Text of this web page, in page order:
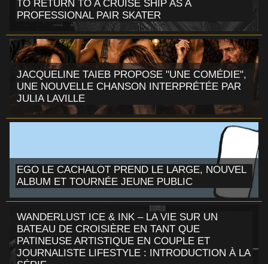
TO RETURN TO A CRUISE SHIP AS A
PROFESSIONAL PAIR SKATER
JACQUELINE TAIEB PROPOSE "UNE COMÉDIE",
UNE NOUVELLE CHANSON INTERPRÉTÉE PAR
JULIA LAVILLE
EGO LE CACHALOT PREND LE LARGE, NOUVEL
ALBUM ET TOURNÉE JEUNE PUBLIC
WANDERLUST ICE & INK – LA VIE SUR UN
BATEAU DE CROISIÈRE EN TANT QUE
PATINEUSE ARTISTIQUE EN COUPLE ET
JOURNALISTE LIFESTYLE : INTRODUCTION À LA